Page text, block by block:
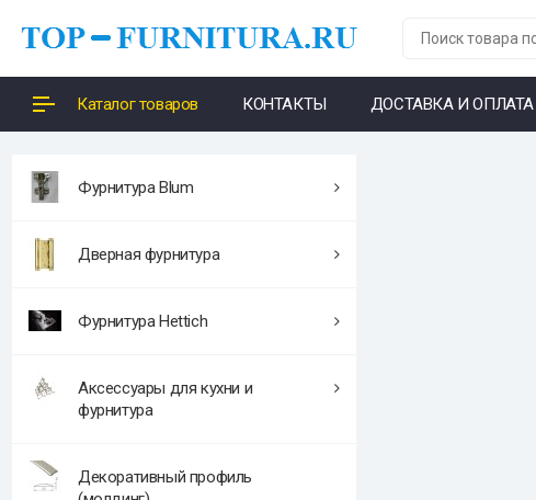
Каталог товаров КОНТАКТЫ ДОСТАВКА И ОПЛАТА
Фурнитура Blum
Дверная фурнитура
Фурнитура Hettich
Аксессуары для кухни и
фурнитура
Декоративный профиль